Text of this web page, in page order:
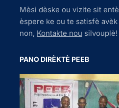
Mèsi dèske ou vizite sit
èspere ke ou te satisfè avèk
non, Kontakte nou silvouplè!
PANO DIRÈKTÈ PEEB